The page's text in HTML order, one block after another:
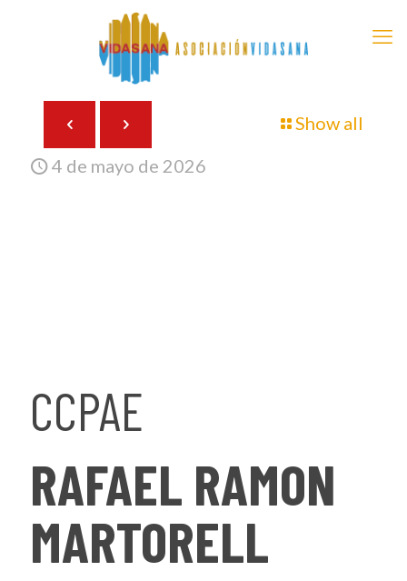
Show all
4 de mayo de 2026
CCPAE
RAFAEL RAMON
MARTORELL